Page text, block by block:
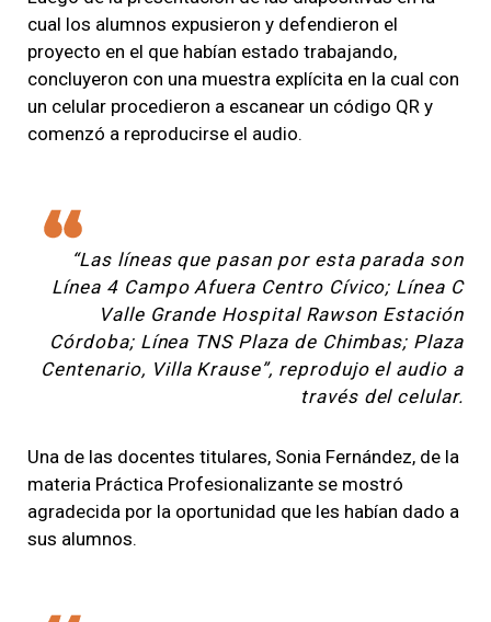
cual los alumnos expusieron y defendieron el
proyecto en el que habían estado trabajando,
concluyeron con una muestra explícita en la cual con
un celular procedieron a escanear un código QR y
comenzó a reproducirse el audio.
“Las líneas que pasan por esta parada son
Línea 4 Campo Afuera Centro Cívico; Línea C
Valle Grande Hospital Rawson Estación
Córdoba; Línea TNS Plaza de Chimbas; Plaza
Centenario, Villa Krause”, reprodujo el audio a
través del celular.
Una de las docentes titulares, Sonia Fernández, de la
materia Práctica Profesionalizante se mostró
agradecida por la oportunidad que les habían dado a
sus alumnos.